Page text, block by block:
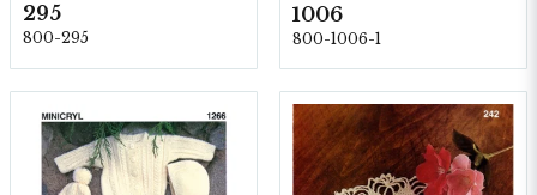
295
800-295
1006
800-1006-1